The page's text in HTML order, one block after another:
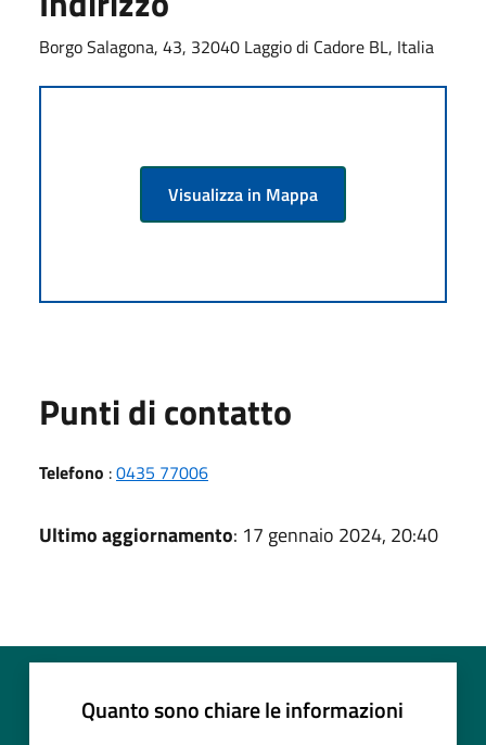
Borgo Salagona, 43, 32040 Laggio di Cadore BL, Italia
Visualizza in Mappa
Punti di contatto
Telefono :0435 77006
Ultimo aggiornamento: 17 gennaio 2024, 20:40
Quanto sono chiare le informazioni